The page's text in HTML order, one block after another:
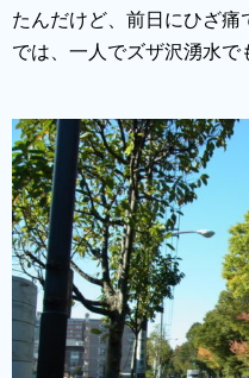
たんだけど、前日にひざ痛
では、一人でズザ沢湧水で